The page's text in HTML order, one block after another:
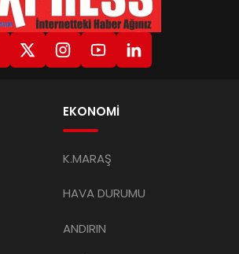
EKONOMİ
K.MARAŞ
HAVA DURUMU
ANDIRIN